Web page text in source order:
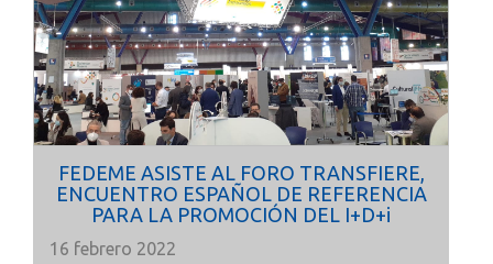
FEDEME ASISTE AL FORO TRANSFIERE,
ENCUENTRO ESPAÑOL DE REFERENCIA
PARA LA PROMOCIÓN DEL I+D+i
16 febrero 2022